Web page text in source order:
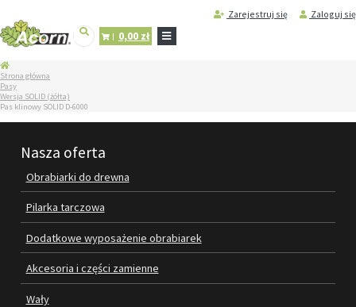
Zarejestruj się Zaloguj się
0,00 zł
STRONA
GŁÓWNA
SERWIS
MASZYN
OBRABIARKI DO DREWNA
DODATKOWE WYPOSAŻENIE
OBRABIAREK
Strona główna
Pasy
Wersja SOLID (żółta)
Pas klinowy SOLID D-6000
Nasza oferta
Obrabiarki do drewna
Pilarka tarczowa
Dodatkowe wyposażenie obrabiarek
Akcesoria i części zamienne
Wały